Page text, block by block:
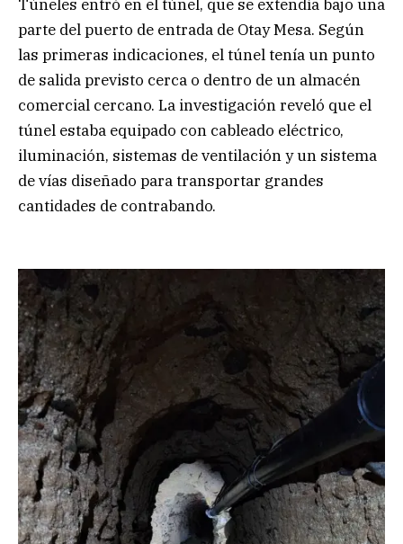
Túneles entró en el túnel, que se extendía bajo una
parte del puerto de entrada de Otay Mesa. Según
las primeras indicaciones, el túnel tenía un punto
de salida previsto cerca o dentro de un almacén
comercial cercano. La investigación reveló que el
túnel estaba equipado con cableado eléctrico,
iluminación, sistemas de ventilación y un sistema
de vías diseñado para transportar grandes
cantidades de contrabando.